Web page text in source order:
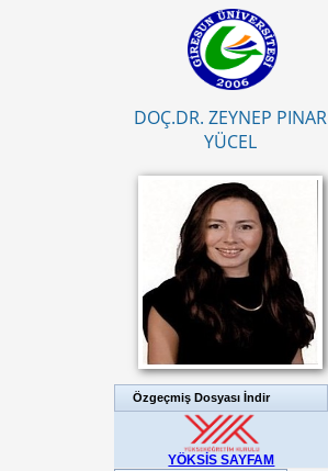
DOÇ.DR. ZEYNEP PINAR
YÜCEL
Özgeçmiş Dosyası İndir
YÖKSİS SAYFAM